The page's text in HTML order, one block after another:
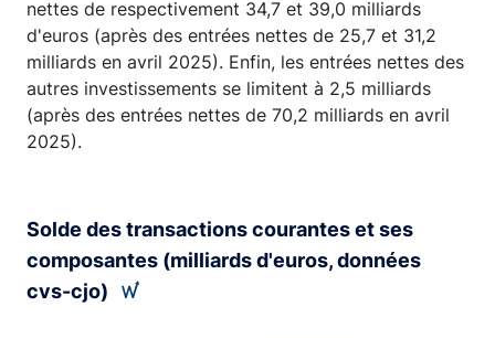
nettes de respectivement 34,7 et 39,0 milliards
d'euros (après des entrées nettes de 25,7 et 31,2
milliards en avril 2025). Enfin, les entrées nettes des
autres investissements se limitent à 2,5 milliards
(après des entrées nettes de 70,2 milliards en avril
2025).
Solde des transactions courantes et ses
composantes (milliards d'euros, données
cvs-cjo)